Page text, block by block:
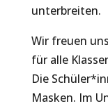
unterbreiten.
Wir freuen
für alle
Die
Masken. Im